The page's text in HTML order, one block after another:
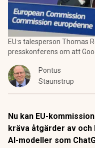
EU:s talesperson Thomas
presskonferens om att
Pontus
Staunstrup
Nu kan EU-
kräva åtgärder av
AI-modeller som